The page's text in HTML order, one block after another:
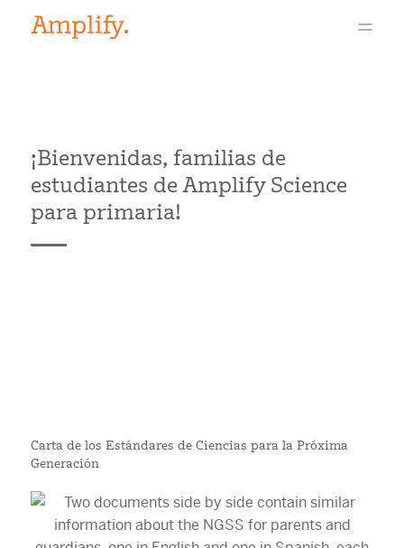
¡Bienvenidas, familias de
estudiantes de Amplify Science
para primaria!
Carta de los Estándares de Ciencias para la Próxima
Generación